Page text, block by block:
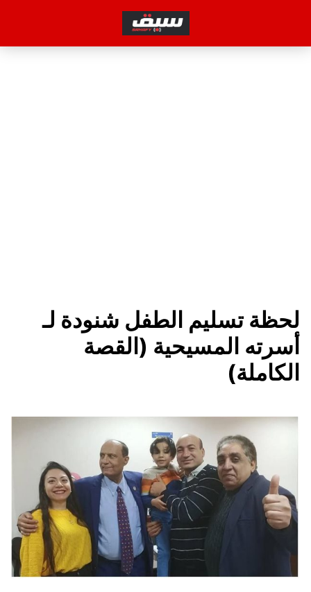
لحظة تسليم الطفل شنودة لـ
أسرته المسيحية (القصة
الكاملة)